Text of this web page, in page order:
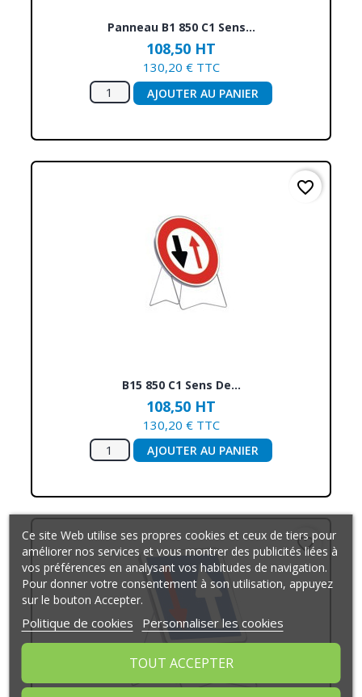
Panneau B1 850 C1 Sens...
108,50 HT
130,20 € TTC
AJOUTER AU PANIER
B15 850 C1 Sens De...
108,50 HT
130,20 € TTC
AJOUTER AU PANIER
favorite_border
favorite_border
Ce site Web utilise ses propres cookies et ceux de tiers pour
améliorer nos services et vous montrer des publicités liées à
vos préférences en analysant vos habitudes de navigation.
Pour donner votre consentement à son utilisation, appuyez
sur le bouton Accepter.
Politique de cookies Personnaliser les cookies
TOUT ACCEPTER